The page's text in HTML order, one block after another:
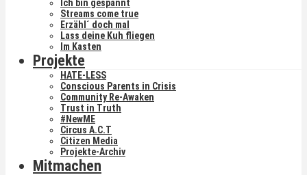
Ich bin gespannt
Streams come true
Erzähl´ doch mal
Lass deine Kuh fliegen
Im Kasten
Projekte
HATE-LESS
Conscious Parents in Crisis
Community Re-Awaken
Trust in Truth
#NewME
Circus A.C.T
Citizen Media
Projekte-Archiv
Mitmachen